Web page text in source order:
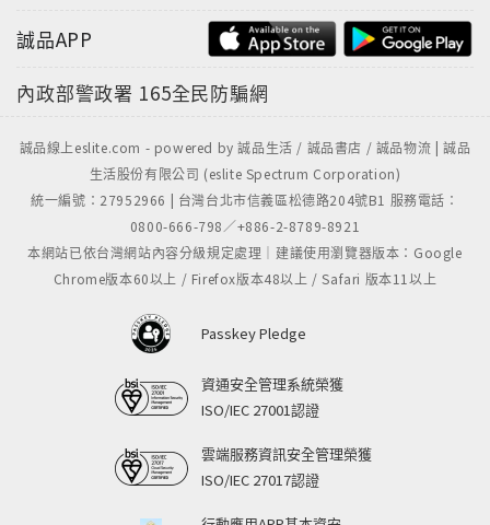
誠品APP
內政部警政署 165全民防騙網
誠品線上eslite.com - powered by 誠品生活 / 誠品書店 / 誠品物流 | 誠品
生活股份有限公司 (eslite Spectrum Corporation)
統一編號：27952966 | 台灣台北市信義區松德路204號B1 服務電話：
0800-666-798／+886-2-8789-8921
本網站已依台灣網站內容分級規定處理｜建議使用瀏覽器版本：Google
Chrome版本60以上 / Firefox版本48以上 / Safari 版本11以上
Passkey Pledge
資通安全管理系統榮獲
ISO/IEC 27001認證
雲端服務資訊安全管理榮獲
ISO/IEC 27017認證